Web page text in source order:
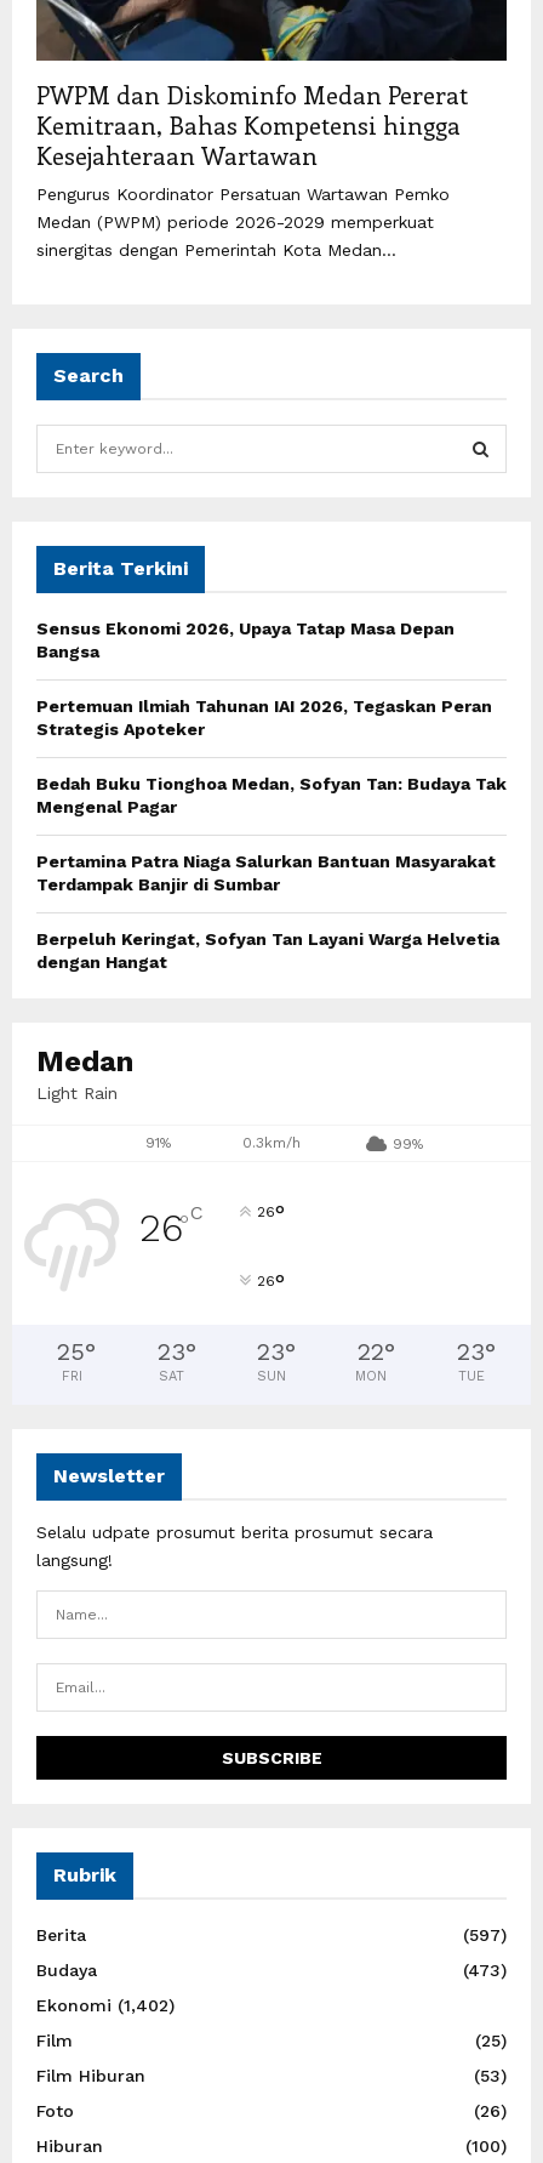
PWPM dan Diskominfo Medan Pererat
Kemitraan, Bahas Kompetensi hingga
Kesejahteraan Wartawan
Pengurus Koordinator Persatuan Wartawan Pemko
Medan (PWPM) periode 2026-2029 memperkuat
sinergitas dengan Pemerintah Kota Medan...
Search
f
r
Berita Terkini
Sensus Ekonomi 2026, Upaya Tatap Masa Depan
Bangsa
Pertemuan Ilmiah Tahunan IAI 2026, Tegaskan Peran
Strategis Apoteker
Bedah Buku Tionghoa Medan, Sofyan Tan: Budaya Tak
Mengenal Pagar
Pertamina Patra Niaga Salurkan Bantuan Masyarakat
Terdampak Banjir di Sumbar
Berpeluh Keringat, Sofyan Tan Layani Warga Helvetia
dengan Hangat
Medan
Light Rain
91% 0.3km/h 99%
26°C 26°
26°
25°
FRI
23°
SAT
23°
SUN
22°
MON
23°
TUE
Newsletter
Selalu udpate prosumut berita prosumut secara
langsung!
Rubrik
Berita
(597)
Budaya
(473)
Ekonomi (1,402)
Film
(25)
Film Hiburan
(53)
Foto
(26)
Hiburan
(100)